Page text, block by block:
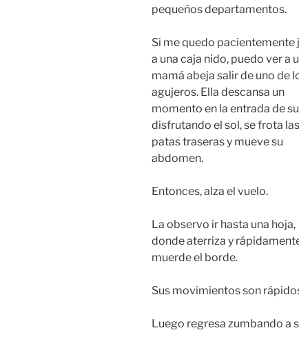
pequeños departamentos.
Si me quedo pacientemente
a una caja nido, puedo ver a
mamá abeja salir de uno de
agujeros. Ella descansa un
momento en la entrada de
disfrutando el sol, se frota las
patas traseras y mueve su
abdomen.
Entonces, alza el vuelo.
La observo ir hasta una hoja,
donde aterriza y
muerde el borde.
Sus movimientos son
Luego regresa zumbando a